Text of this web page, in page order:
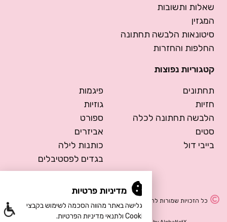
שאלות ותשובות
המגזין
סיטונאות הלבשה תחתונה
החלפות והחזרות
קטגוריות נפוצות
תחתונים
חזיות
הלבשה תחתונה לכלה
סטים
בייבי דול
פיגמות
גוזיות
ספורט
אביזרים
כותנות לילה
בגדים לפסטיבלים
כל הזכויות שמורות להרמוסה – הלבשה תחתונה
מדיניות פרטיות
הגלישה באתר מהווה הסכמה לשימוש בקבצי
Cookie ולתנאי מדיניות הפרטיות.